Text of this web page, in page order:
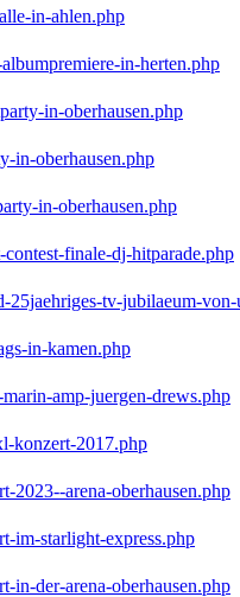
in-ahlen.php
in-herten.php
in-oberhausen.php
in-oberhausen.php
in-oberhausen.php
finale-dj-hitparade.php
25jaehriges-tv-jubilaeum-
in-kamen.php
amp-juergen-drews.php
konzert-2017.php
2023--arena-oberhausen.php
im-starlight-express.php
in-der-arena-oberhausen.php